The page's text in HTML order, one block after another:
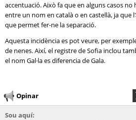
accentuació. Això fa que en alguns casos
entre un nom en català o en castellà, ja que
que permet fer-ne la separació.
Aquesta incidència es pot veure, per
de nenes. Així, el registre de Sofia inclou
el nom Gal·la es diferencia de Gala.
Opinar
Sou aquí: